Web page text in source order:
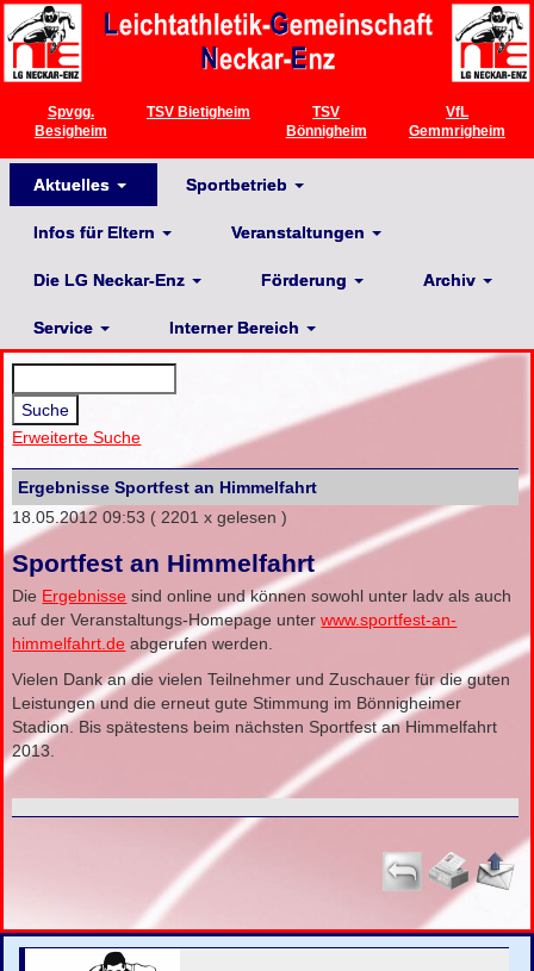
Spvgg.
Besigheim
TSV Bietigheim
TSV
Bönnigheim
VfL
Gemmrigheim
Aktuelles Sportbetrieb
Infos für Eltern Veranstaltungen
Die LG Neckar-Enz Förderung Archiv
Service Interner Bereich
Erweiterte Suche
Ergebnisse Sportfest an Himmelfahrt
18.05.2012 09:53 ( 2201 x gelesen )
Sportfest an Himmelfahrt
Die Ergebnisse sind online und können sowohl unter ladv als auch
auf der Veranstaltungs-Homepage unterwww.sportfest-an-
himmelfahrt.de abgerufen werden.
Vielen Dank an die vielen Teilnehmer und Zuschauer für die guten
Leistungen und die erneut gute Stimmung im Bönnigheimer
Stadion. Bis spätestens beim nächsten Sportfest an Himmelfahrt
2013.